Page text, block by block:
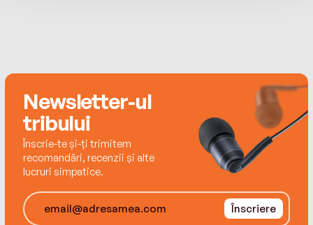
Newsletter-ul
tribului
Înscrie-te și-ți trimitem
recomandări, recenzii și alte
lucruri simpatice.
Înscriere